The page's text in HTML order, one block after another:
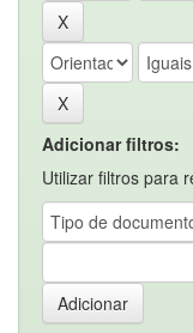
Adicionar filtros:
Utilizar filtros para